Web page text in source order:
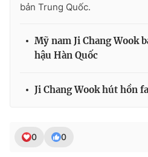
THỜI BÁO VTV
bản Trung Quốc.
Mỹ nam Ji Chang Wook
hậu Hàn Quốc
Ji Chang Wook hút hồn
0 0